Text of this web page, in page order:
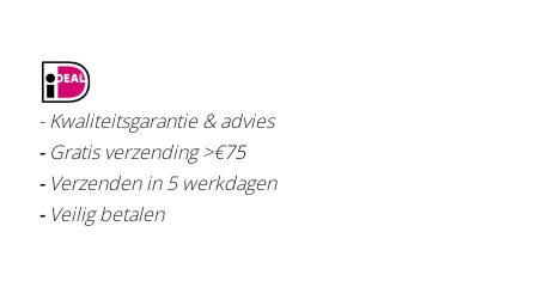
- Kwaliteitsgarantie & advies
- Gratis verzending >€75
- Verzenden in 5 werkdagen
- Veilig betalen